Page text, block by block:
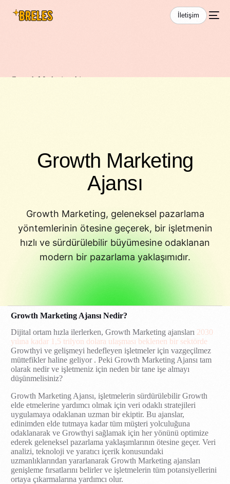
İletişim
Growth Marketing Ajansı
Growth Marketing
Ajansı
Growth Marketing, geleneksel pazarlama
yöntemlerinin ötesine geçerek, bir işletmenin
hızlı ve sürdürülebilir büyümesine odaklanan
modern bir pazarlama yaklaşımıdır.
Growth Marketing Ajansı Nedir?
Dijital ortam hızla ilerlerken, Growth Marketing ajansları 2030
yılına kadar 1,5 trilyon dolara ulaşması beklenen bir sektörde
Growthyi ve gelişmeyi hedefleyen işletmeler için vazgeçilmez
müttefikler haline geliyor . Peki Growth Marketing Ajansı tam
olarak nedir ve işletmeniz için neden bir tane işe almayı
düşünmelisiniz?
Growth Marketing Ajansı, işletmelerin sürdürülebilir Growth
elde etmelerine yardımcı olmak için veri odaklı stratejileri
uygulamaya odaklanan uzman bir ekiptir. Bu ajanslar,
edinimden elde tutmaya kadar tüm müşteri yolculuğuna
odaklanarak ve Growthyi sağlamak için her yönünü optimize
ederek geleneksel pazarlama yaklaşımlarının ötesine geçer. Veri
analizi, teknoloji ve yaratıcı içerik konusundaki
uzmanlıklarından yararlanarak Growth Marketing ajansları
genişleme fırsatlarını belirler ve işletmelerin tüm potansiyellerini
ortaya çıkarmalarına yardımcı olur.